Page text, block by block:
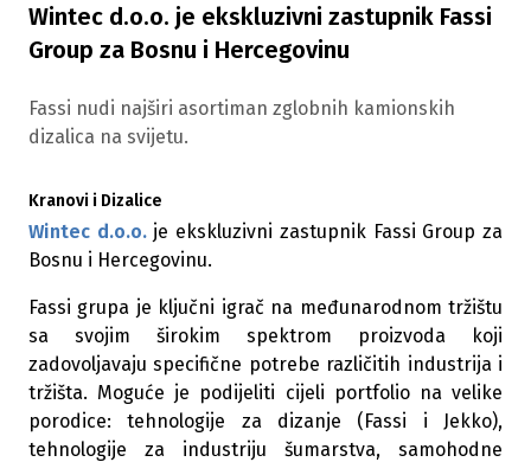
Wintec d.o.o. je ekskluzivni zastupnik Fassi
Group za Bosnu i Hercegovinu
Fassi nudi najširi asortiman zglobnih kamionskih
dizalica na svijetu.
Kranovi i Dizalice
Wintec d.o.o.je ekskluzivni zastupnik Fassi Group za
Bosnu i Hercegovinu.
Fassi grupa je ključni igrač na međunarodnom tržištu
sa svojim širokim spektrom proizvoda koji
zadovoljavaju specifične potrebe različitih industrija i
tržišta. Moguće je podijeliti cijeli portfolio na velike
porodice: tehnologije za dizanje (Fassi i Jekko),
tehnologije za industriju šumarstva, samohodne